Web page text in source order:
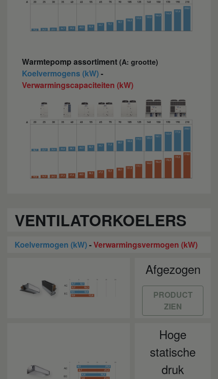
Warmtepomp assortiment (A: grootte)
Koelvermogens (kW)-
Verwarmingscapaciteiten (kW)
VENTILATORKOELERS
Koelvermogen (kW)-Verwarmingsvermogen (kW)
Afgezogen
PRODUCT
ZIEN
Hoge
statische
druk